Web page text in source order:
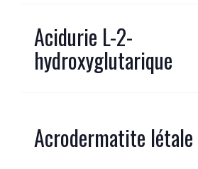
Acidurie L-2-
hydroxyglutarique
Acrodermatite létale